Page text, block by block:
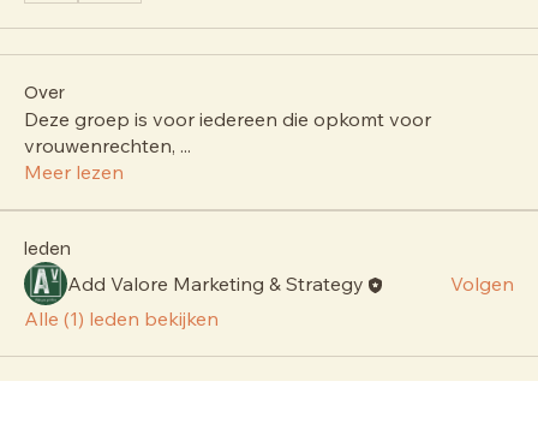
Over
Deze groep is voor iedereen die opkomt voor
vrouwenrechten, ...
Meer lezen
leden
Add Valore Marketing & Strategy
Volgen
Alle (1) leden bekijken